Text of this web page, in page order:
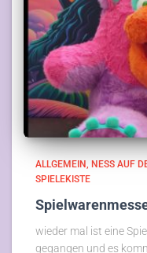
ALLGEMEIN NESS AUF
SPIELEKISTE
wieder mal ist eine
gegangen und es